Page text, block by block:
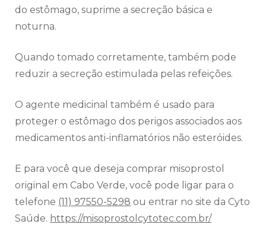
do estômago, suprime a secreção básica e
noturna.
Quando tomado corretamente, também pode
reduzir a secreção estimulada pelas refeições.
O agente medicinal também é usado para
proteger o estômago dos perigos associados aos
medicamentos anti-inflamatórios não esteróides.
E para você que deseja comprar misoprostol
original em Cabo Verde, você pode ligar para o
telefone (11) 97550-5298 ou entrar no site da Cyto
Saúde. https://misoprostolcytotec.com.br/